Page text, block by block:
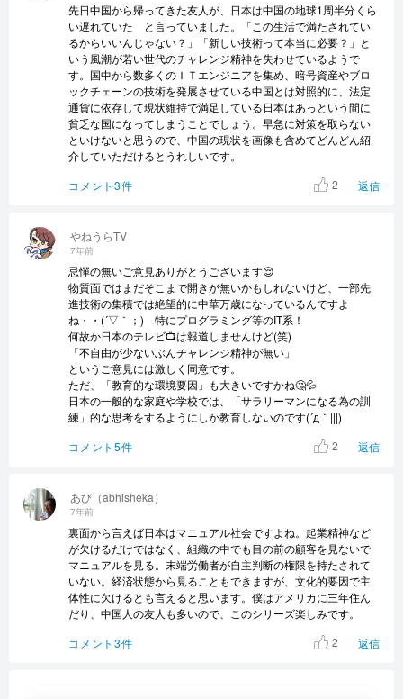
あび（abhisheka）
7年前
裏面から言えば日本はマニュアル社会ですよね。起業精神など
が欠けるだけではなく、組織の中でも目の前の顧客を見ないで
マニュアルを見る。末端労働者が自主判断の権限を持たされて
いない。経済状態から見ることもできますが、文化的要因で主
体性に欠けるとも言えると思います。僕はアメリカに三年住ん
だり、中国人の友人も多いので、このシリーズ楽しみです。
コメント3件
2 返信
やねうらTV
7年前
忌憚の無いご意見ありがとうございます😌
物質面ではまだそこまで開きが無いかもしれないけど、一部先
進技術の集積では絶望的に中華万歳になっているんですよ
ね・・(´▽｀；)ゞ特にプログラミング等のIT系！
何故か日本のテレビ📺️は報道しませんけど(笑)
「不自由が少ないぶんチャレンジ精神が無い」
というご意見には激しく同意です。
ただ、「教育的な環境要因」も大きいですかね🤔💦
日本の一般的な家庭や学校では、「サラリーマンになる為の訓
練」的な思考をするようにしか教育しないのです(´д｀|||)
コメント5件
2 返信
先日中国から帰ってきた友人が、日本は中国の地球1周半分くら
い遅れていた と言っていました。「この生活で満たされてい
るからいいんじゃない？」「新しい技術って本当に必要？」と
いう風潮が若い世代のチャレンジ精神を失わせているようで
す。国中から数多くのＩＴエンジニアを集め、暗号資産やブロ
ックチェーンの技術を発展させている中国とは対照的に、法定
通貨に依存して現状維持で満足している日本はあっという間に
貧乏な国になってしまうことでしょう。早急に対策を取らない
といけないと思うので、中国の現状を画像も含めてどんどん紹
介していただけるとうれしいです。
コメント3件
2 返信